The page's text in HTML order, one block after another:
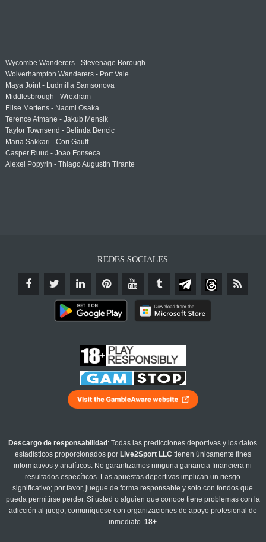
Wycombe Wanderers - Stevenage Borough
Wolverhampton Wanderers - Port Vale
Maya Joint - Ludmilla Samsonova
Middlesbrough - Wrexham
Elise Mertens - Naomi Osaka
Terence Atmane - Jakub Mensik
Taylor Townsend - Belinda Bencic
Maria Sakkari - Cori Gauff
Casper Ruud - Joao Fonseca
Alexei Popyrin - Thiago Augustin Tirante
REDES SOCIALES
Descargo de responsabilidad : Todas las predicciones deportivas y los datos
estadísticos proporcionados por Live2Sport LLC tienen únicamente fines
informativos y analíticos. No garantizamos ninguna ganancia financiera ni
resultados específicos. Las apuestas deportivas implican un riesgo
significativo; por favor, juegue de forma responsable y solo con fondos que
pueda permitirse perder. Si usted o alguien que conoce tiene problemas con la
adicción al juego, comuníquese con organizaciones de apoyo profesional de
inmediato.18+